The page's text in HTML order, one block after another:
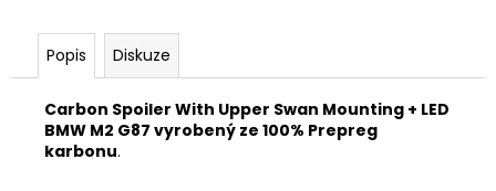
Popis Diskuze
Carbon Spoiler With Upper Swan Mounting + LED
BMW M2 G87 vyrobený ze 100% Prepreg
karbonu.